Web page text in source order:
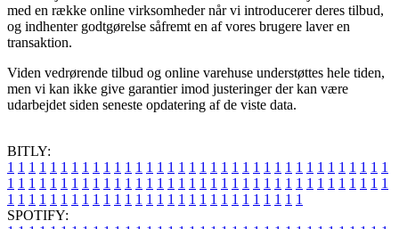
med en række online virksomheder når vi introducerer deres tilbud,
og indhenter godtgørelse såfremt en af vores brugere laver en
transaktion.
Viden vedrørende tilbud og online varehuse understøttes hele tiden,
men vi kan ikke give garantier imod justeringer der kan være
udarbejdet siden seneste opdatering af de viste data.
BITLY:
1 1 1 1 1 1 1 1 1 1 1 1 1 1 1 1 1 1 1 1 1 1 1 1 1 1 1 1 1 1 1 1 1 1 1 1
1 1 1 1 1 1 1 1 1 1 1 1 1 1 1 1 1 1 1 1 1 1 1 1 1 1 1 1 1 1 1 1 1 1 1 1
1 1 1 1 1 1 1 1 1 1 1 1 1 1 1 1 1 1 1 1 1 1 1 1 1 1 1 1
SPOTIFY: